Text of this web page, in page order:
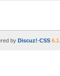
by Discuz!-CSS